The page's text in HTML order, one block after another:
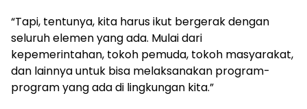
“Tapi, tentunya, kita harus ikut bergerak dengan
seluruh elemen yang ada. Mulai dari
kepemerintahan, tokoh pemuda, tokoh masyarakat,
dan lainnya untuk bisa melaksanakan program-
program yang ada di lingkungan kita.”